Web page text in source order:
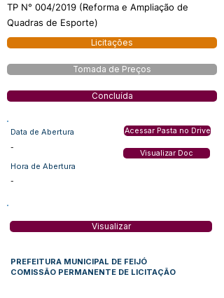
TP N° 004/2019 (Reforma e Ampliação de
Quadras de Esporte)
Licitações
Tomada de Preços
Concluída
Data de Abertura
-
Hora de Abertura
-
Acessar Pasta no Drive
Visualizar Doc
Visualizar
PREFEITURA MUNICIPAL DE FEIJÓ
COMISSÃO PERMANENTE DE LICITAÇÃO